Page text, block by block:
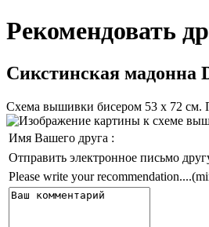
Рекомендовать
Сикстинская мадонна
Схема вышивки бисером 53 х 72 см.
Имя Вашего друга :
Отправить электронное письмо
Please write your